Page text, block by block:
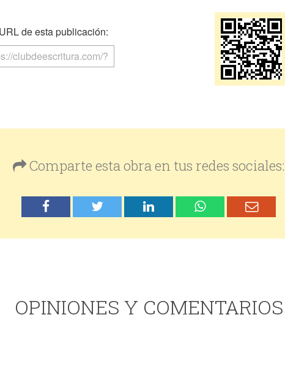
de esta publicación:
Comparte esta obra en tus redes sociales:
OPINIONES Y COMENTARIOS